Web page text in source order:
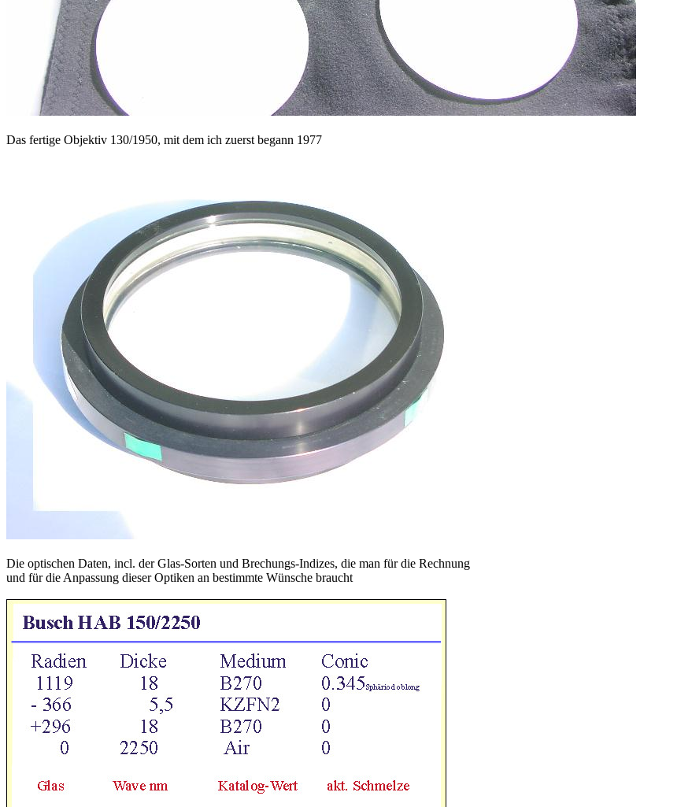
Das fertige Objektiv 130/1950, mit dem ich zuerst begann 1977
Die optischen Daten, incl. der Glas-Sorten und Brechungs-Indizes, die man für die Rechnung
und für die Anpassung dieser Optiken an bestimmte Wünsche braucht